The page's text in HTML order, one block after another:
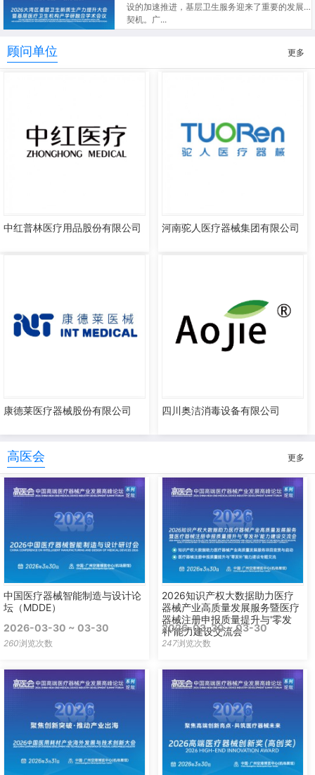
设的加速推进，基层卫生服务迎来了重要的发展
契机。广...
顾问单位 更多
中红普林医疗用品股份有限公司 河南驼人医疗器械集团有限公司
康德莱医疗器械股份有限公司 四川奥洁消毒设备有限公司
高医会 更多
中国医疗器械智能制造与设计论
坛（MDDE）
2026-03-30 ~ 03-30
260浏览次数
2026知识产权大数据助力医疗
器械产业高质量发展服务暨医疗
器械注册申报质量提升与'零发
补'能力建设交流会
2026-03-30 ~ 03-30
247浏览次数